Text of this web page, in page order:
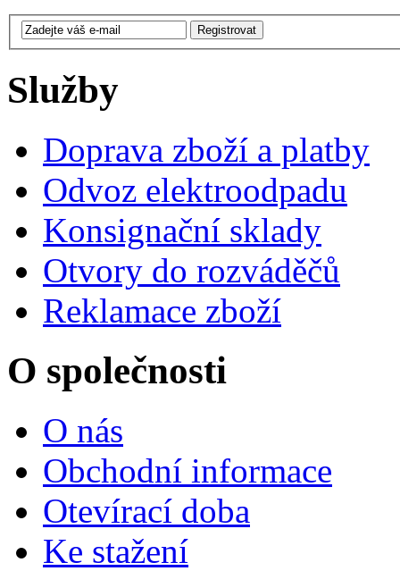
Služby
Doprava zboží a platby
Odvoz elektroodpadu
Konsignační sklady
Otvory do rozváděčů
Reklamace zboží
O společnosti
O nás
Obchodní informace
Otevírací doba
Ke stažení